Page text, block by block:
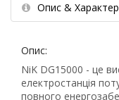
Опис &
Опис:
NiK DG15000 - це
електростанція
повного